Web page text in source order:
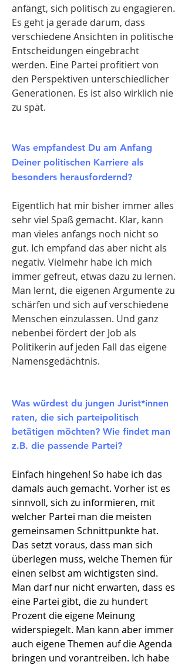
anfängt, sich politisch zu engagieren.
Es geht ja gerade darum, dass
verschiedene Ansichten in politische
Entscheidungen eingebracht
werden. Eine Partei profitiert von
den Perspektiven unterschiedlicher
Generationen. Es ist also wirklich nie
zu spät.
Was empfandest Du am Anfang
Deiner politischen Karriere als
besonders herausfordernd?
Eigentlich hat mir bisher immer alles
sehr viel Spaß gemacht. Klar, kann
man vieles anfangs noch nicht so
gut. Ich empfand das aber nicht als
negativ. Vielmehr habe ich mich
immer gefreut, etwas dazu zu lernen.
Man lernt, die eigenen Argumente zu
schärfen und sich auf verschiedene
Menschen einzulassen. Und ganz
nebenbei fördert der Job als
Politikerin auf jeden Fall das eigene
Namensgedächtnis.
Was würdest du jungen Jurist*innen
raten, die sich parteipolitisch
betätigen möchten? Wie findet man
z.B. die passende Partei?​
Einfach hingehen! So habe ich das
damals auch gemacht. Vorher ist es
sinnvoll, sich zu informieren, mit
welcher Partei man die meisten
gemeinsamen Schnittpunkte hat.
Das setzt voraus, dass man sich
überlegen muss, welche Themen für
einen selbst am wichtigsten sind.
Man darf nur nicht erwarten, dass es
eine Partei gibt, die zu hundert
Prozent die eigene Meinung
widerspiegelt. Man kann aber immer
auch eigene Themen auf die Agenda
bringen und vorantreiben. Ich habe